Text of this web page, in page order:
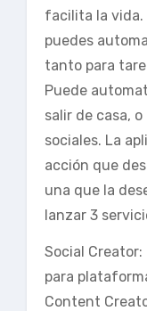
facilita la vida.
puedes
tanto para
Puede
salir de casa,
sociales. La
acción que
una que la
lanzar 3
Social
para
Content